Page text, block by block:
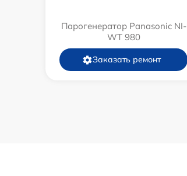
Парогенератор Panasonic NI-
WT 980
Заказать ремонт